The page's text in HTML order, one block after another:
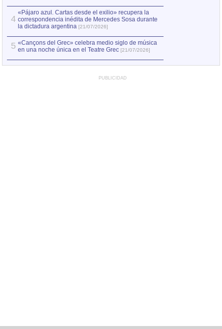
4
«Pájaro azul. Cartas desde el exilio» recupera la
correspondencia inédita de Mercedes Sosa durante
la dictadura argentina [21/07/2026]
5 «Cançons del Grec» celebra medio siglo de música
en una noche única en el Teatre Grec [21/07/2026]
PUBLICIDAD